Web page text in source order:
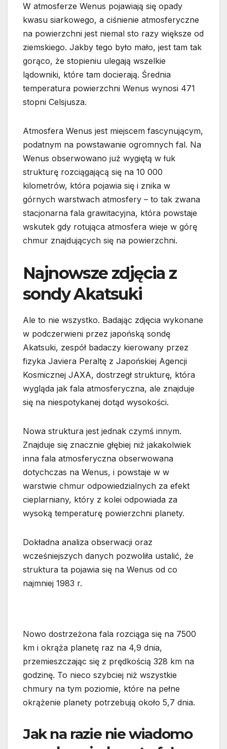
W atmosferze Wenus pojawiają się opady
kwasu siarkowego, a ciśnienie atmosferyczne
na powierzchni jest niemal sto razy większe od
ziemskiego. Jakby tego było mało, jest tam tak
gorąco, że stopieniu ulegają wszelkie
lądowniki, które tam docierają. Średnia
temperatura powierzchni Wenus wynosi 471
stopni Celsjusza.
Atmosfera Wenus jest miejscem fascynującym,
podatnym na powstawanie ogromnych fal. Na
Wenus obserwowano już wygiętą w łuk
strukturę rozciągającą się na 10 000
kilometrów, która pojawia się i znika w
górnych warstwach atmosfery – to tak zwana
stacjonarna fala grawitacyjna, która powstaje
wskutek gdy rotująca atmosfera wieje w górę
chmur znajdujących się na powierzchni.
Najnowsze zdjęcia z
sondy Akatsuki
Ale to nie wszystko. Badając zdjęcia wykonane
w podczerwieni przez japońską sondę
Akatsuki, zespół badaczy kierowany przez
fizyka Javiera Peraltę z Japońskiej Agencji
Kosmicznej JAXA, dostrzegł strukturę, która
wygląda jak fala atmosferyczna, ale znajduje
się na niespotykanej dotąd wysokości.
Nowa struktura jest jednak czymś innym.
Znajduje się znacznie głębiej niż jakakolwiek
inna fala atmosferyczna obserwowana
dotychczas na Wenus, i powstaje w w
warstwie chmur odpowiedzialnych za efekt
cieplarniany, który z kolei odpowiada za
wysoką temperaturę powierzchni planety.
Dokładna analiza obserwacji oraz
wcześniejszych danych pozwoliła ustalić, że
struktura ta pojawia się na Wenus od co
najmniej 1983 r.
Nowo dostrzeżona fala rozciąga się na 7500
km i okrąża planetę raz na 4,9 dnia,
przemieszczając się z prędkością 328 km na
godzinę. To nieco szybciej niż wszystkie
chmury na tym poziomie, które na pełne
okrążenie planety potrzebują około 5,7 dnia.
Jak na razie nie wiadomo